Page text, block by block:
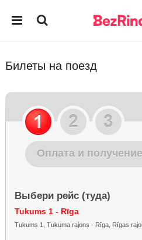
Билеты на поезд
Оплата и
Выбери рейс (туда)
Tukums 1 - Rīga
Tukums 1, Tukuma rajons - Rīga, Rīgas